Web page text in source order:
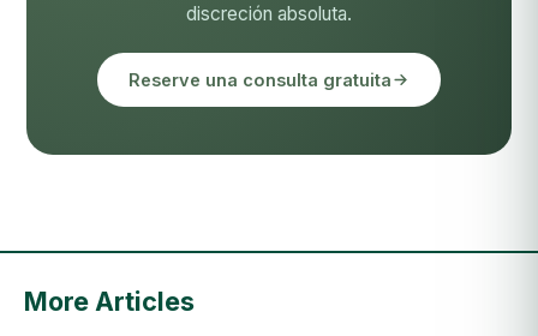
discreción absoluta.
Reserve una consulta gratuita
More Articles